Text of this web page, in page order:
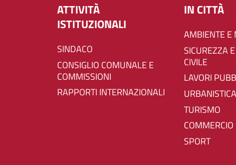
ATTIVITÀ
ISTITUZIONALI
SINDACO
CONSIGLIO COMUNALE E
COMMISSIONI
RAPPORTI INTERNAZIONALI
IN CITTÀ
AMBIENTE
SICUREZZA E PROTEZIONE
CIVILE
LAVORI
URBANISTICA
TURISMO
COMMERCIO
SPORT